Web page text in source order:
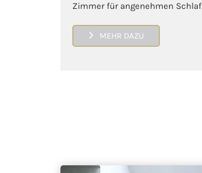
Zimmer für angenehmen Schlaf
MEHR DAZU